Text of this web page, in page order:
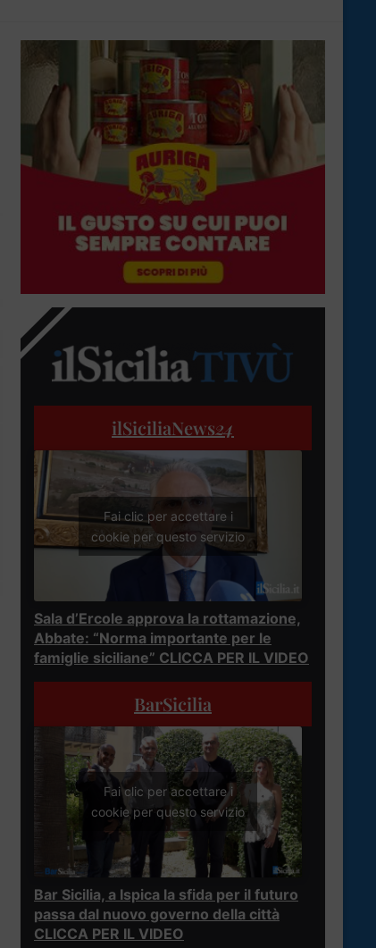
ilSiciliaNews24
Fai clic per accettare i
cookie per questo servizio
Sala d’Ercole approva la rottamazione,
Abbate: “Norma importante per le
famiglie siciliane” CLICCA PER IL VIDEO
BarSicilia
Fai clic per accettare i
cookie per questo servizio
Bar Sicilia, a Ispica la sfida per il futuro
passa dal nuovo governo della città
CLICCA PER IL VIDEO